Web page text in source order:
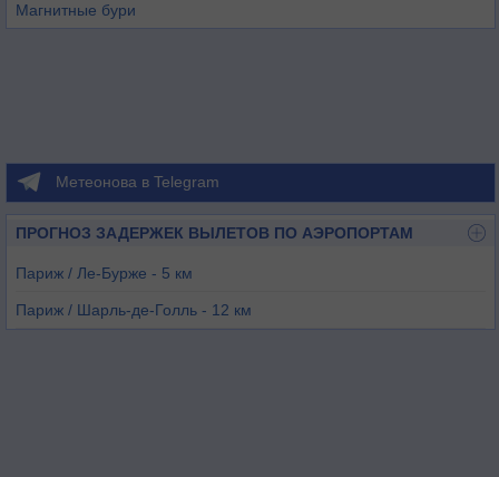
Магнитные бури
Метеонова в Telegram
ПРОГНОЗ ЗАДЕРЖЕК ВЫЛЕТОВ ПО АЭРОПОРТАМ
Париж / Ле-Бурже - 5 км
Париж / Шарль-де-Голль - 12 км